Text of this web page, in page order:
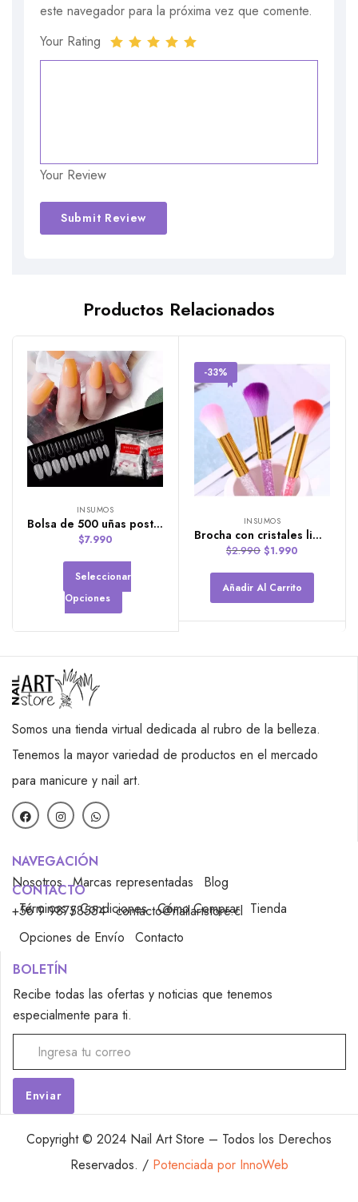
este navegador para la próxima vez que comente.
Your Rating
Your Review
Productos Relacionados
INSUMOS
Bolsa de 500 uñas postizas coffin cortas (clear-natural)
$7.990
Seleccionar
Opciones
-33%
INSUMOS
Brocha con cristales limpiadora para Manicura
$2.990 $1.990
Añadir Al Carrito
Somos una tienda virtual dedicada al rubro de la belleza.
Tenemos la mayor variedad de productos en el mercado
para manicure y nail art.
NAVEGACIÓN
Nosotros Marcas representadas
Blog
Términos y Condiciones Cómo Comprar Tienda
CONTACTO
+56 9 98758554 contacto@nailartstore.cl
Opciones de Envío
Contacto
BOLETÍN
Recibe todas las ofertas y noticias que tenemos
especialmente para ti.
Copyright © 2024 Nail Art Store – Todos los Derechos
Reservados. / Potenciada por InnoWeb